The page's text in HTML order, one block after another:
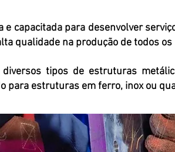
capacitada para desenvolver
qualidade na produção de todos
tipos de estruturas
para estruturas em ferro, inox ou